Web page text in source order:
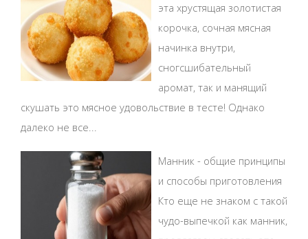
эта хрустящая золотистая
корочка, сочная мясная
начинка внутри,
сногсшибательный
аромат, так и манящий
скушать это мясное удовольствие в тесте! Однако
далеко не все...
Манник - общие принципы
и способы приготовления
Кто еще не знаком с такой
чудо-выпечкой как манник,